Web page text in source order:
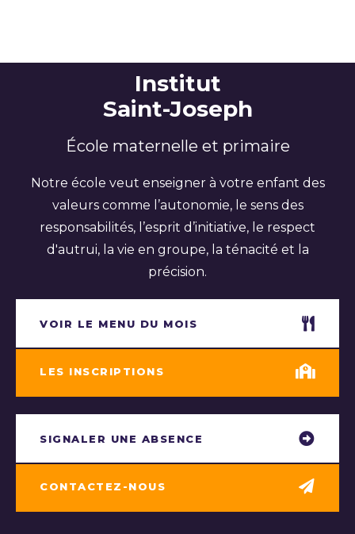
Institut
Saint-Joseph
École maternelle et primaire
Notre école veut enseigner à votre enfant des
valeurs comme l’autonomie, le sens des
responsabilités, l’esprit d’initiative, le respect
d'autrui, la vie en groupe, la ténacité et la
précision.
VOIR LE MENU DU MOIS
LES INSCRIPTIONS
SIGNALER UNE ABSENCE
CONTACTEZ-NOUS